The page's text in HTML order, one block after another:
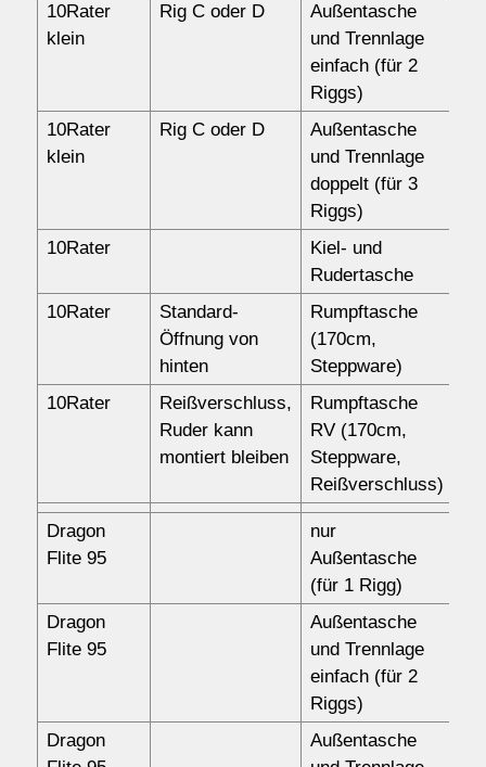
10Rater
klein
Rig C oder D
Außentasche
und Trennlage
einfach (für 2
Riggs)
10Rater
klein
Rig C oder D
Außentasche
und Trennlage
doppelt (für 3
Riggs)
10Rater
Kiel- und
Rudertasche
10Rater
Standard-
Öffnung von
hinten
Rumpftasche
(170cm,
Steppware)
10Rater
Reißverschluss,
Ruder kann
montiert bleiben
Rumpftasche
RV (170cm,
Steppware,
Reißverschluss)
Dragon
Flite 95
nur
Außentasche
(für 1 Rigg)
Dragon
Flite 95
Außentasche
und Trennlage
einfach (für 2
Riggs)
Dragon
Außentasche